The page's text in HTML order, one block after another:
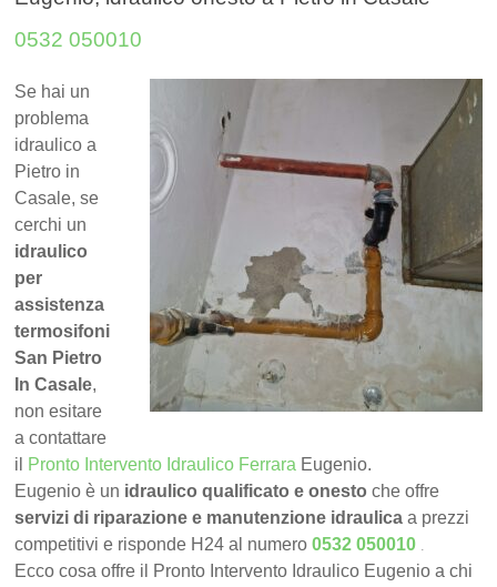
0532 050010
Se hai un
problema
idraulico a
Pietro in
Casale, se
cerchi un
idraulico
per
assistenza
termosifoni
San Pietro
In Casale,
non esitare
a contattare
il Pronto Intervento Idraulico Ferrara Eugenio.
Eugenio è un idraulico qualificato e onesto che offre
servizi di riparazione e manutenzione idraulica a prezzi
competitivi e risponde H24 al numero0532 050010 .
Ecco cosa offre il Pronto Intervento Idraulico Eugenio a chi